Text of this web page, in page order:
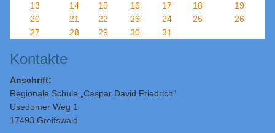
13
14 15 16 17 18
19
20
21 22 23 24 25
26
27
28 29 30 31
Kontakte
Anschrift:
Regionale Schule „Caspar David Friedrich“
Usedomer Weg 1
17493 Greifswald